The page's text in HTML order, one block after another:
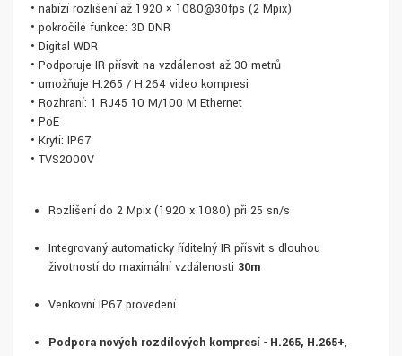
• nabízí rozlišení až 1920 × 1080@30fps (2 Mpix)
• pokročilé funkce: 3D DNR
• Digital WDR
• Podporuje IR přísvit na vzdálenost až 30 metrů
• umožňuje H.265 / H.264 video kompresi
• Rozhraní: 1 RJ45 10 M/100 M Ethernet
• PoE
• Krytí: IP67
• TVS2000V
Rozlišení do 2 Mpix (1920 x 1080) při 25 sn/s
Integrovaný automaticky říditelný IR přísvit s dlouhou
životností do maximální vzdálenosti 30m
Venkovní IP67 provedení
Podpora nových rozdílových kompresí - H.265, H.265+,